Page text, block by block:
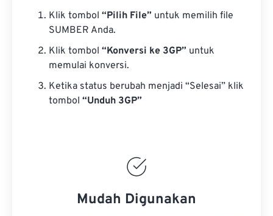
Klik tombol “Pilih File” untuk memilih file
SUMBER Anda.
Klik tombol “Konversi ke 3GP” untuk
memulai konversi.
Ketika status berubah menjadi “Selesai” klik
tombol “Unduh 3GP”
Mudah Digunakan